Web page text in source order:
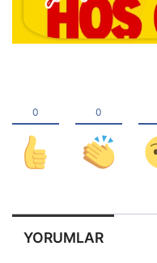
YORUMLAR